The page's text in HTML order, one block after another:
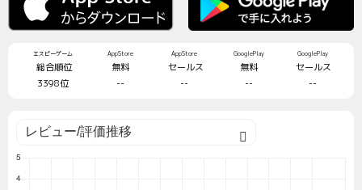
エスピーゲーム
総合順位
3398位
AppStore
無料
--
AppStore
セールス
--
GooglePlay
無料
--
GooglePlay
セールス
--